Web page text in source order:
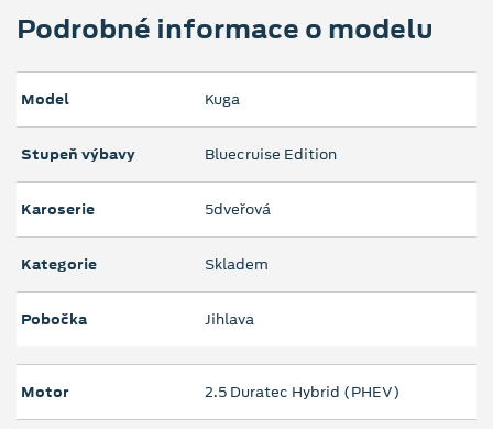
Podrobné informace o modelu
Model Kuga
Stupeň výbavy Bluecruise Edition
Karoserie 5dveřová
Kategorie Skladem
Pobočka Jihlava
Motor 2.5 Duratec Hybrid (PHEV)